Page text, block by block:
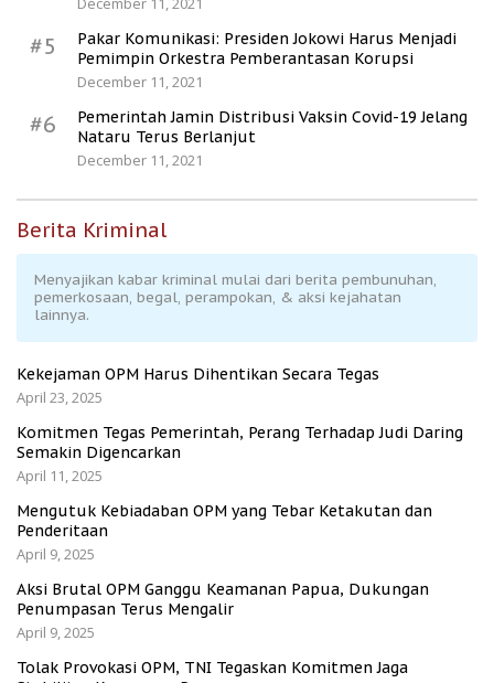
#5
Pakar Komunikasi: Presiden Jokowi Harus Menjadi
Pemimpin Orkestra Pemberantasan Korupsi
December 11, 2021
#6
Pemerintah Jamin Distribusi Vaksin Covid-19 Jelang
Nataru Terus Berlanjut
December 11, 2021
Berita Kriminal
Menyajikan kabar kriminal mulai dari berita pembunuhan,
pemerkosaan, begal, perampokan, & aksi kejahatan
lainnya.
Kekejaman OPM Harus Dihentikan Secara Tegas
April 23, 2025
Komitmen Tegas Pemerintah, Perang Terhadap Judi Daring
Semakin Digencarkan
April 11, 2025
Mengutuk Kebiadaban OPM yang Tebar Ketakutan dan
Penderitaan
April 9, 2025
Aksi Brutal OPM Ganggu Keamanan Papua, Dukungan
Penumpasan Terus Mengalir
April 9, 2025
Tolak Provokasi OPM, TNI Tegaskan Komitmen Jaga